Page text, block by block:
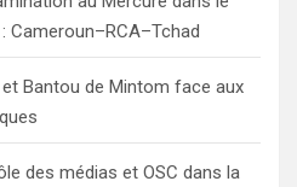
Cameroun–RCA–Tchad
Bantou de Mintom face aux
des médias et OSC dans la